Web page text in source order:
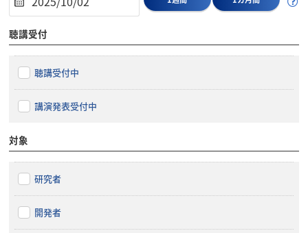
聴講受付
聴講受付中
講演発表受付中
対象
研究者
開発者